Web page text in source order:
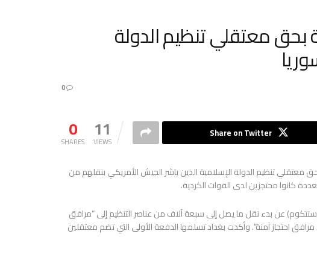
بحق معتقلي تنظيم الدولة
0
SHARES 11
VIEWS
Share on Twitter
معتقلي تنظيم الدولة الإسلامية الذين باشر الجيش الأمريكي بنقلهم من
كانوا محتجزين لدى القوات الكردية.
عن بدء نقل ما يصل إلى سبعة آلاف من عناصر التنظيم إلى “مرافق
احتجاز آمنة”. وأكدت بغداد تسلمها الدفعة الأولى التي تضم معتقلين